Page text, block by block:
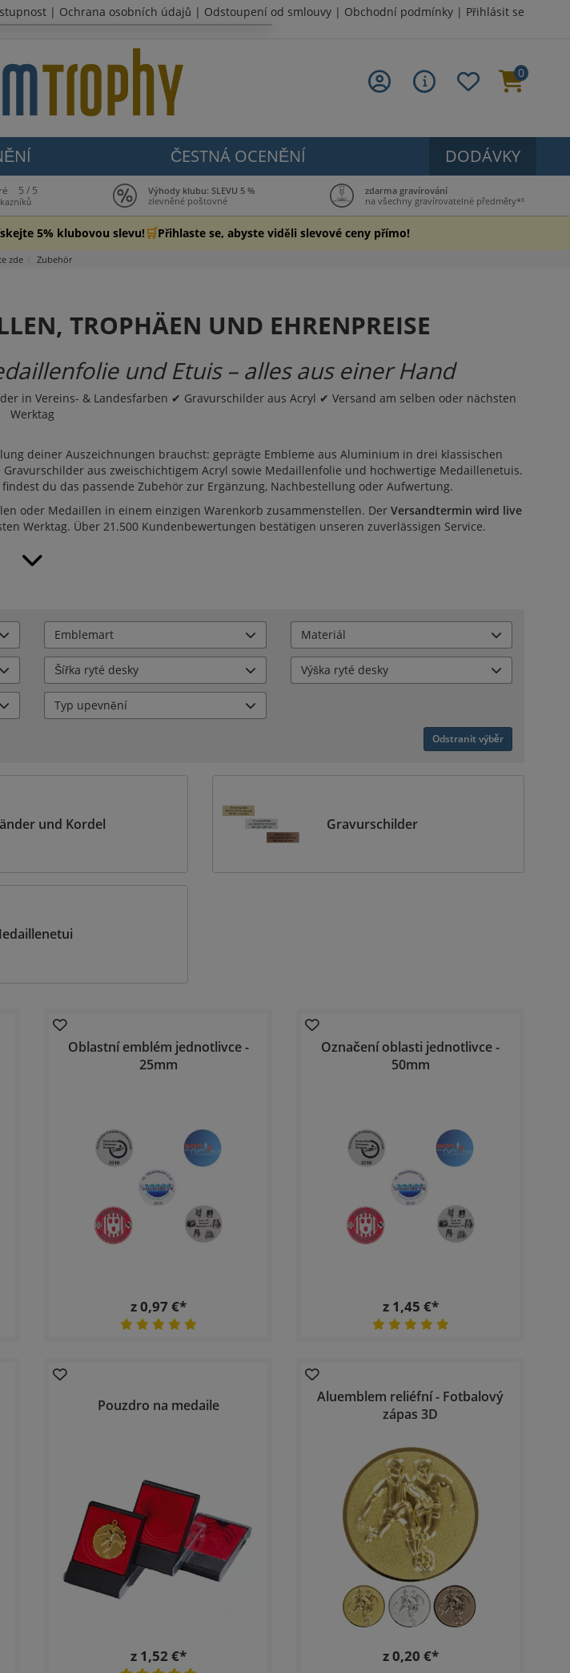
| Ochrana osobních údajů | Odstoupení od smlouvy | Obchodní podmínky | Přihlásit se
0
ČESTNÁ OCENĚNÍ DODÁVKY
5 / 5
Výhody klubu: SLEVU 5 %
zlevněné poštovné
zdarma gravírování
na všechny gravírovatelné předměty*³
5% klubovou slevu! 🛒Přihlaste se, abyste viděli slevové ceny přímo!
zde Zubehör
TROPHÄEN UND EHRENPREISE
und Etuis – alles aus einer Hand
in Vereins- & Landesfarben ✔ Gravurschilder aus Acryl ✔ Versand am selben oder nächsten
Werktag
deiner Auszeichnungen brauchst: geprägte Embleme aus Aluminium in drei klassischen
Gravurschilderaus zweischichtigem Acryl sowie Medaillenfolie und hochwertige Medaillenetuis.
du das passende Zubehör zur Ergänzung, Nachbestellung oder Aufwertung.
oder Medaillen in einem einzigen Warenkorb zusammenstellen. Der Versandtermin wird live
Werktag. Über 21.500 Kundenbewertungen bestätigen unseren zuverlässigen Service.
Emblemart Materiál
Šířka ryté desky Výška ryté desky
Typ upevnění
Odstranit výběr
und Kordel Gravurschilder
Oblastní emblém jednotlivce -
25mm
z 0,97 €*
Označení oblasti jednotlivce -
50mm
z 1,45 €*
Pouzdro na medaile
z 1,52 €*
Aluemblem reliéfní - Fotbalový
zápas 3D
z 0,20 €*